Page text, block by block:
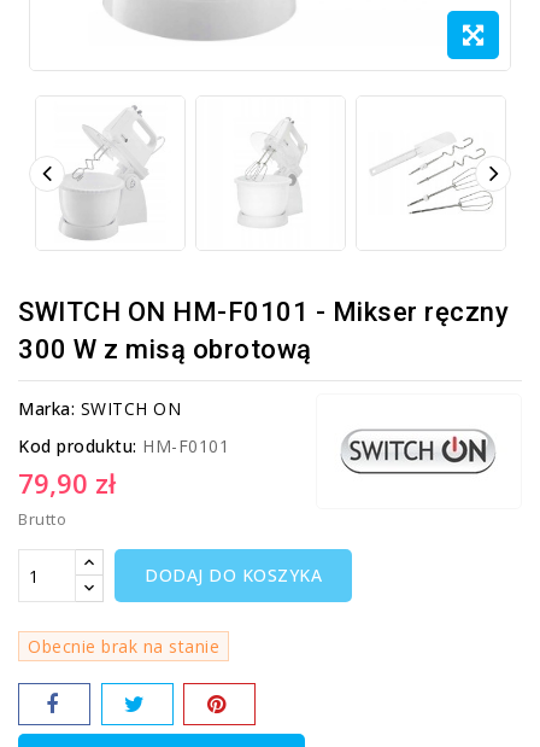
SWITCH ON HM-F0101 - Mikser ręczny
300 W z misą obrotową
Marka: SWITCH ON
Kod produktu: HM-F0101
79,90 zł
Brutto
DODAJ DO KOSZYKA
Obecnie brak na stanie